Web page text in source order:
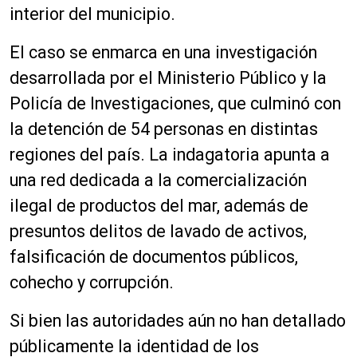
interior del municipio.
El caso se enmarca en una investigación
desarrollada por el Ministerio Público y la
Policía de Investigaciones, que culminó con
la detención de 54 personas en distintas
regiones del país. La indagatoria apunta a
una red dedicada a la comercialización
ilegal de productos del mar, además de
presuntos delitos de lavado de activos,
falsificación de documentos públicos,
cohecho y corrupción.
Si bien las autoridades aún no han detallado
públicamente la identidad de los